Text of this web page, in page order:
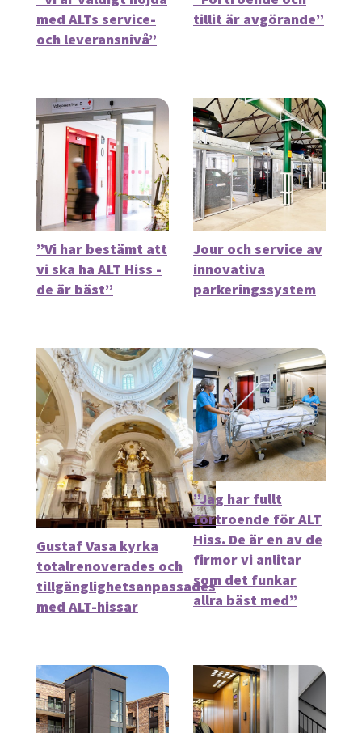
med ALTs service-
och leveransnivå”
tillit är avgörande”
”Vi har bestämt att
vi ska ha ALT Hiss -
de är bäst”
Jour och service av
innovativa
parkeringssystem
Gustaf Vasa kyrka
totalrenoverades och
tillgänglighetsanpassades
med ALT-hissar
”Jag har fullt
förtroende för ALT
Hiss. De är en av de
firmor vi anlitar
som det funkar
allra bäst med”